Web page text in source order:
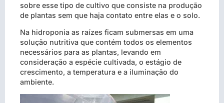
sobre esse tipo de cultivo que consiste na produção
de plantas sem que haja contato entre elas e o solo.
Na hidroponia as raízes ficam submersas em uma
solução nutritiva que contém todos os elementos
necessários para as plantas, levando em
consideração a espécie cultivada, o estágio de
crescimento, a temperatura e a iluminação do
ambiente.